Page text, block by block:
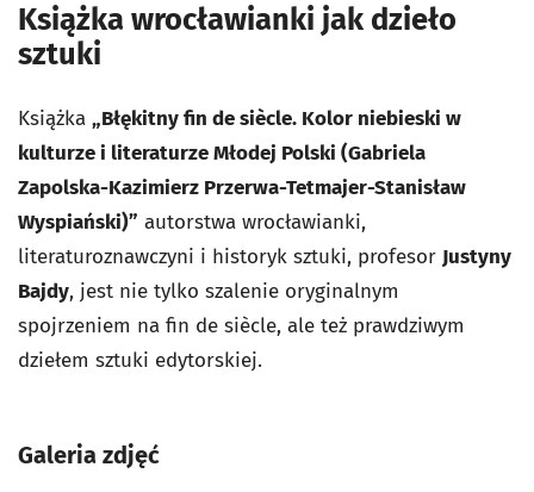
Książka wrocławianki jak dzieło
sztuki
Książka „Błękitny fin de siècle. Kolor niebieski w
kulturze i literaturze Młodej Polski (Gabriela
Zapolska-Kazimierz Przerwa-Tetmajer-Stanisław
Wyspiański)” autorstwa wrocławianki,
literaturoznawczyni i historyk sztuki, profesor Justyny
Bajdy, jest nie tylko szalenie oryginalnym
spojrzeniem na fin de siècle, ale też prawdziwym
dziełem sztuki edytorskiej.
Galeria zdjęć